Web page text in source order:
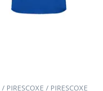
/ PIRESCOXE / PIRESCOXE